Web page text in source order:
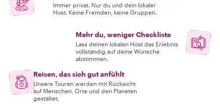
Immer privat. Nur du und dein lokaler
Host. Keine Fremden, keine Gruppen.
Mehr du, weniger Checkliste
Lass deinen lokalen Host das Erlebnis
vollständig auf deine Wünsche
abstimmen.
Reisen, das sich gut anfühlt
Unsere Touren werden mit Rücksicht
auf Menschen, Orte und den Planeten
gestaltet.